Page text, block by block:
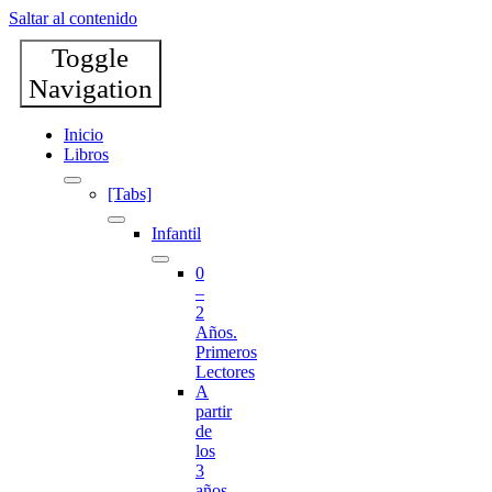
Saltar al contenido
Toggle
Navigation
Inicio
Libros
[Tabs]
Infantil
0
–
2
Años.
Primeros
Lectores
A
partir
de
los
3